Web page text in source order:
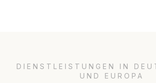
DIENSTLEISTUNGEN IN
UND EUROPA